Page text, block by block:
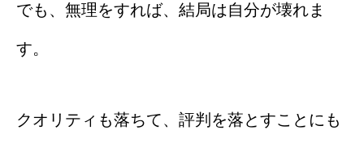
でも、無理をすれば、結局は自分が壊れま
す。
クオリティも落ちて、評判を落とすことにも